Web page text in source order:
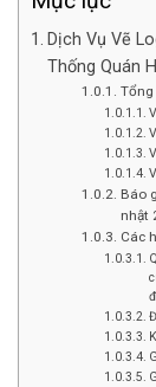
Dịch Vụ Vẽ
Thống Quán
Tổng
Báo
nhật
Các